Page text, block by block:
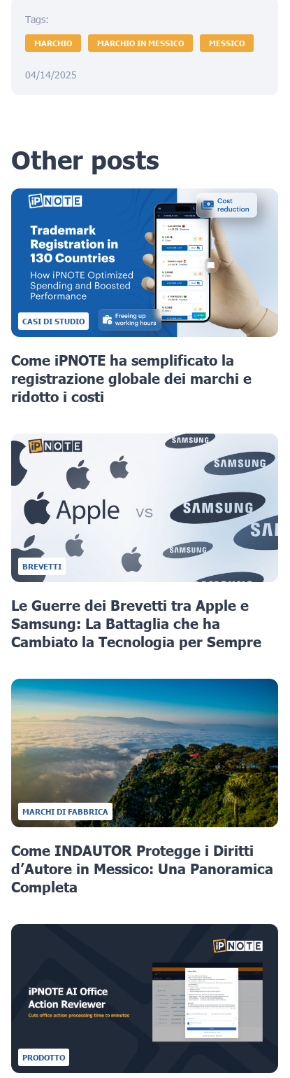
Tags:
MARCHIO MARCHIO IN MESSICO MESSICO
04/14/2025
Other posts
CASI DI STUDIO
Come iPNOTE ha semplificato la
registrazione globale dei marchi e
ridotto i costi
BREVETTI
Le Guerre dei Brevetti tra Apple e
Samsung: La Battaglia che ha
Cambiato la Tecnologia per Sempre
MARCHI DI FABBRICA
Come INDAUTOR Protegge i Diritti
d’Autore in Messico: Una Panoramica
Completa
PRODOTTO